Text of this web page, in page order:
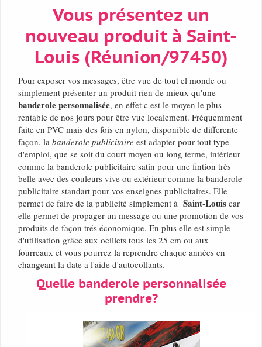
Vous présentez un
nouveau produit à Saint-
Louis (Réunion/97450)
Pour exposer vos messages, être vue de tout el monde ou
simplement présenter un produit rien de mieux qu'une
banderole personnalisée, en effet c est le moyen le plus
rentable de nos jours pour être vue localement. Fréquemment
faite en PVC mais des fois en nylon, disponible de differente
façon, la banderole publicitaire est adapter pour tout type
d'emploi, que se soit du court moyen ou long terme, intérieur
comme la banderole publicitaire satin pour une fintion très
belle avec des couleurs vive ou extérieur comme la banderole
publicitaire standart pour vos enseignes publicitaires. Elle
permet de faire de la publicité simplement à Saint-Louis car
elle permet de propager un message ou une promotion de vos
produits de façon trés économique. En plus elle est simple
d'utilisation grâce aux oeillets tous les 25 cm ou aux
fourreaux et vous pourrez la reprendre chaque années en
changeant la date a l'aide d'autocollants.
Quelle banderole personnalisée
prendre?